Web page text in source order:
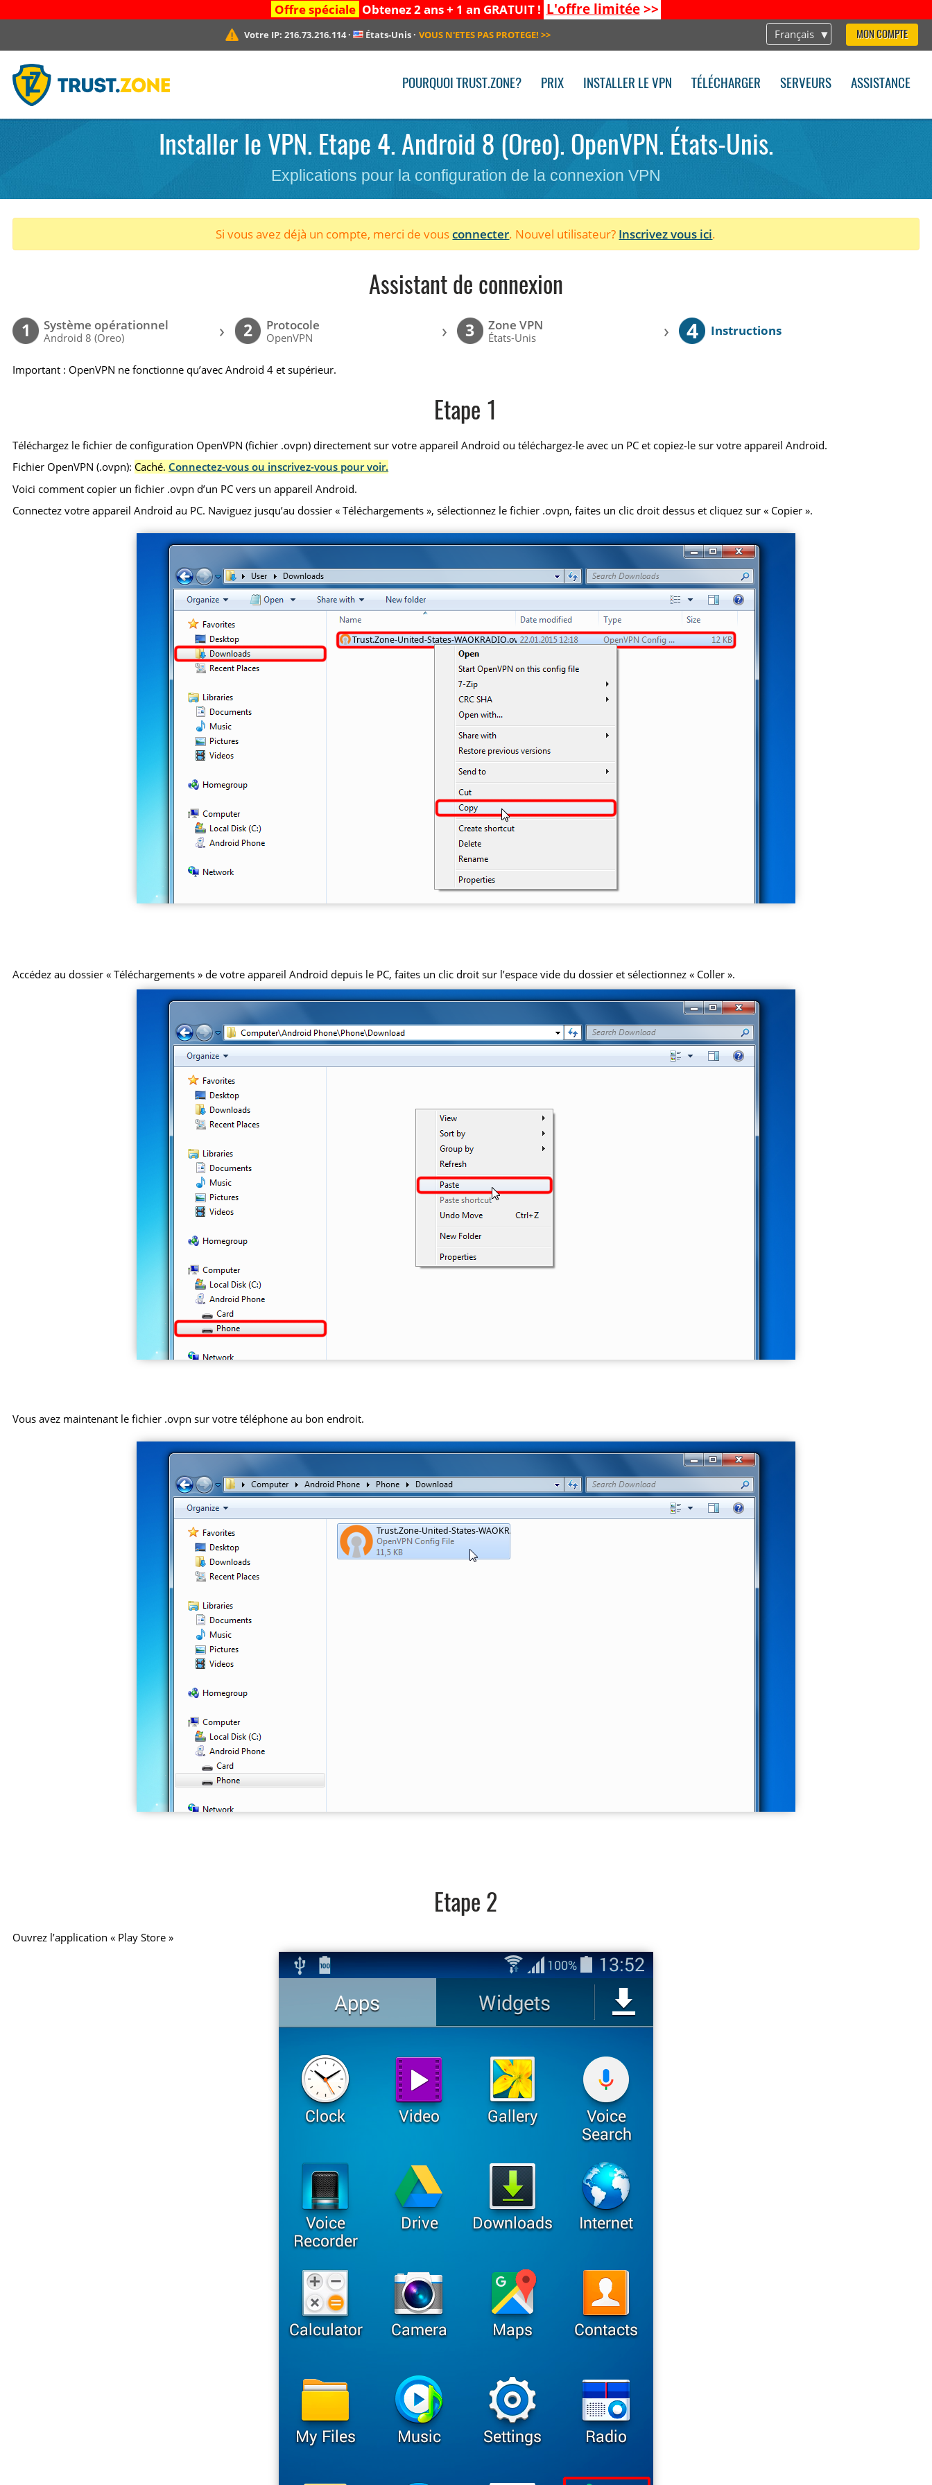
Offre spéciale Obtenez 2 ans + 1 an GRATUIT ! L'offre limitée>>
Français MON COMPTE
Votre IP: 216.73.216.114· États-Unis· VOUS N'ETES PAS PROTEGE! >>
POURQUOI TRUST.ZONE? PRIX INSTALLER LE VPN TÉLÉCHARGER SERVEURS ASSISTANCE
Installer le VPN. Etape 4. Android 8 (Oreo). OpenVPN. États-Unis.
Explications pour la configuration de la connexion VPN
Si vous avez déjà un compte, merci de vousconnecter. Nouvel utilisateur? Inscrivez vous ici.
Assistant de connexion
1 Système opérationnel
Android 8 (Oreo) › 2 Protocole
OpenVPN › 3 Zone VPN
États-Unis › 4 Instructions
Important : OpenVPN ne fonctionne qu’avec Android 4 et supérieur.
Etape 1
Téléchargez le fichier de configuration OpenVPN (fichier .ovpn) directement sur votre appareil Android ou téléchargez-le avec un PC et copiez-le sur votre appareil Android.
Fichier OpenVPN (.ovpn): Caché. Connectez-vous ou inscrivez-vous pour voir.
Voici comment copier un fichier .ovpn d’un PC vers un appareil Android.
Connectez votre appareil Android au PC. Naviguez jusqu’au dossier « Téléchargements », sélectionnez le fichier .ovpn, faites un clic droit dessus et cliquez sur « Copier ».
Trust.Zone-United-States-WAOKRADIO.ovpn
Accédez au dossier « Téléchargements » de votre appareil Android depuis le PC, faites un clic droit sur l’espace vide du dossier et sélectionnez « Coller ».
Vous avez maintenant le fichier .ovpn sur votre téléphone au bon endroit.
Trust.Zone-United-States-WAOKRADIO.ovpn
Etape 2
Ouvrez l’application « Play Store »